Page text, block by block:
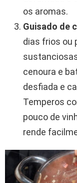
os aromas.
Guisado de
dias frios ou
cenoura e
desfiada e
Temperos
pouco de
rende